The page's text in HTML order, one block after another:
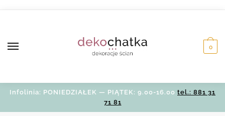
0
Infolinia: PONIEDZIAŁEK — PIĄTEK: 9.00-16.00 tel.: 881 31
71 81